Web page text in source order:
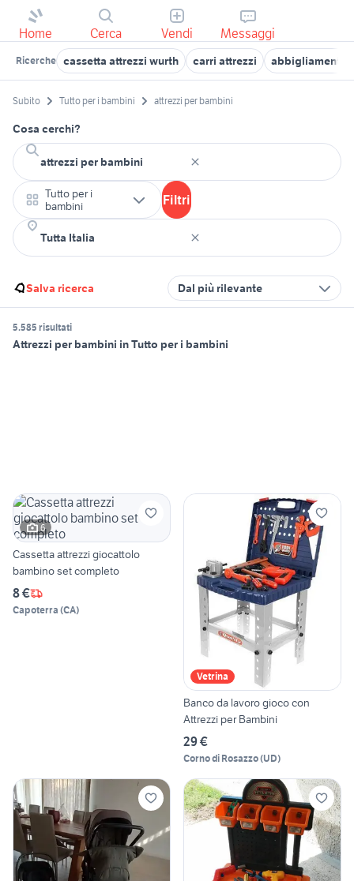
Home Cerca Vendi Messaggi
Ricerche cassetta attrezzi wurth carri attrezzi abbigliamento
Subito Tutto per i bambini attrezzi per bambini
Cosa cerchi?
Tutto per i
bambini
Filtri
Salva ricerca Dal più rilevante
5.585 risultati
Attrezzi per bambini in Tutto per i bambini
6
Cassetta attrezzi giocattolo
bambino set completo
8 €
Capoterra (CA)
Vetrina
Banco da lavoro gioco con
Attrezzi per Bambini
29 €
Corno di Rosazzo(UD)